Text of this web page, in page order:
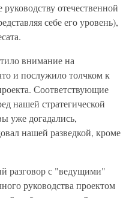
отечественной
себе его уровень),
внимание на
и послужило толчком к
Соответствующие
нашей стратегической
уже догадались,
нашей разведкой, кроме
разговор с "ведущими"
руководства проектом